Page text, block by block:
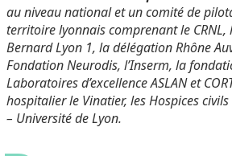
au niveau national et un comité de
territoire lyonnais comprenant le CRNL,
Bernard Lyon 1, la délégation Rhône
Fondation Neurodis, l’Inserm, la
Laboratoires d’excellence ASLAN et
hospitalier le Vinatier, les Hospices civils
– Université de Lyon.